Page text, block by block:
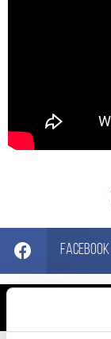
Facebook